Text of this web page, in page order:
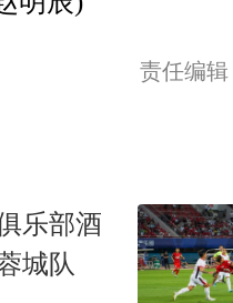
责任编
乐部酒
城队